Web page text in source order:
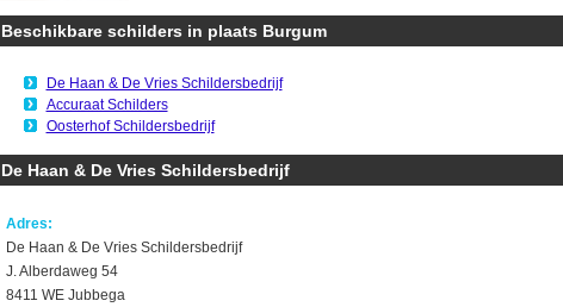
Beschikbare schilders in plaats Burgum
De Haan & De Vries Schildersbedrijf
Accuraat Schilders
Oosterhof Schildersbedrijf
De Haan & De Vries Schildersbedrijf
Adres:
De Haan & De Vries Schildersbedrijf
J. Alberdaweg 54
8411 WE Jubbega